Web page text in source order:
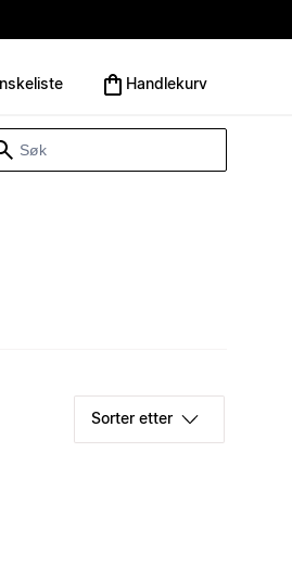
Handlekurv
Sorter etter